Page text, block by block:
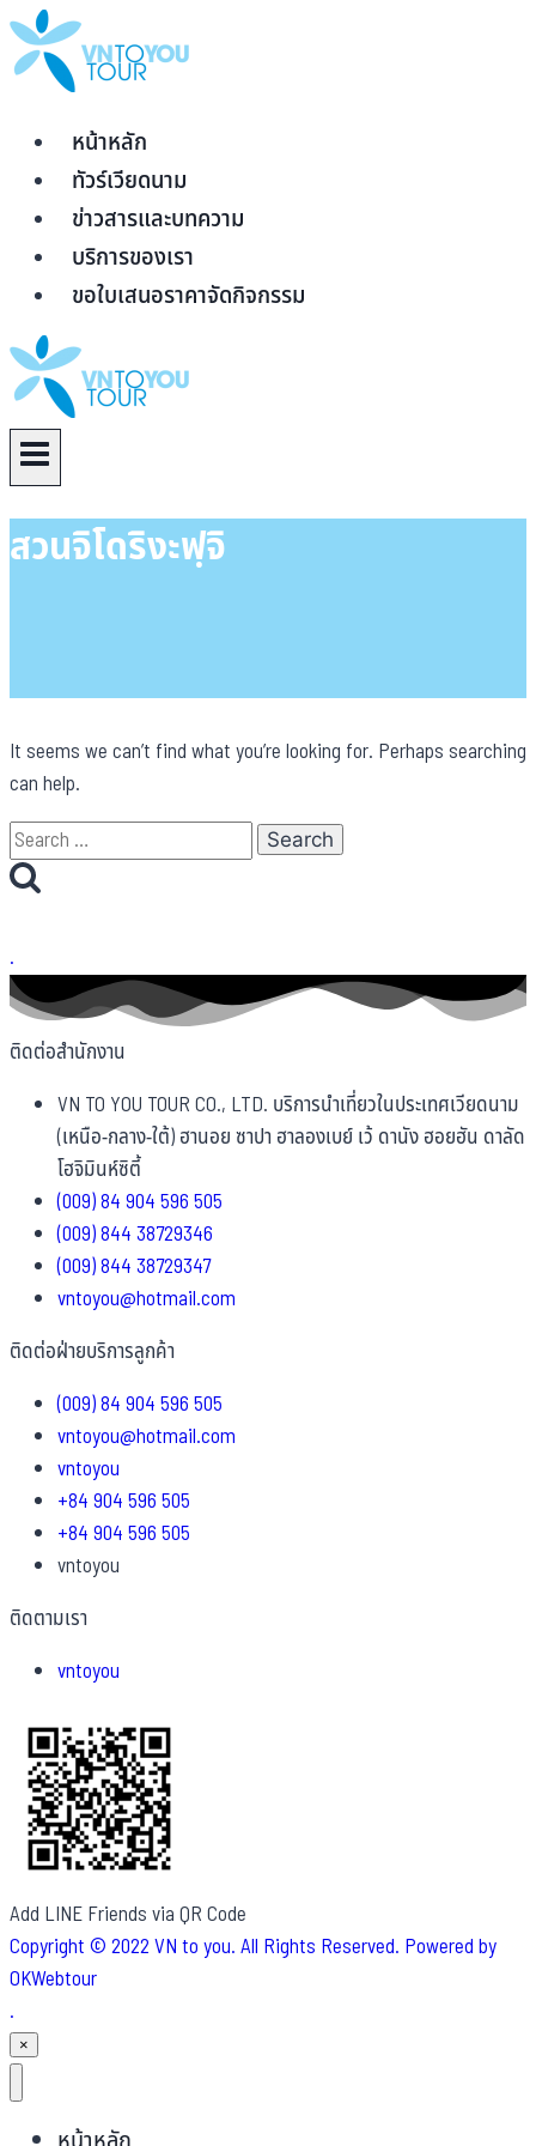
Skip
to
content
หน้าหลัก
ทัวร์เวียดนาม
ข่าวสารและบทความ
บริการของเรา
ขอใบเสนอราคาจัดกิจกรรม
สวนจิโดริงะฟฺจิ
It seems we can’t find what you’re looking for. Perhaps searching
can help.
Search
for:
.
ติดต่อสำนักงาน
VN TO YOU TOUR CO., LTD. บริการนำเที่ยวในประเทศเวียดนาม
(เหนือ-กลาง-ใต้) ฮานอย ซาปา ฮาลองเบย์ เว้ ดานัง ฮอยฮัน ดาลัด
โฮจิมินห์ซิตี้
(009) 84 904 596 505
(009) 844 38729346
(009) 844 38729347
vntoyou@hotmail.com
ติดต่อฝ่ายบริการลูกค้า
(009) 84 904 596 505
vntoyou@hotmail.com
vntoyou
+84 904 596 505
+84 904 596 505
vntoyou
ติดตามเรา
vntoyou
Add LINE Friends via QR Code
Copyright © 2022 VN to you. All Rights Reserved. Powered by
OKWebtour
.
×